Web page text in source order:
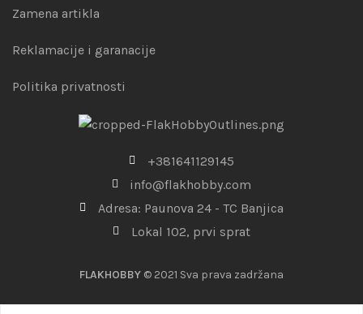
Zamena artikla
Reklamacije i garanacije
Politika privatnosti
+381641129145
info@flakhobby.com
Adresa: Paunova 24 - TC Banjica
Lokal 102, prvi sprat
FLAKHOBBY © 2021 Sva prava zadržana